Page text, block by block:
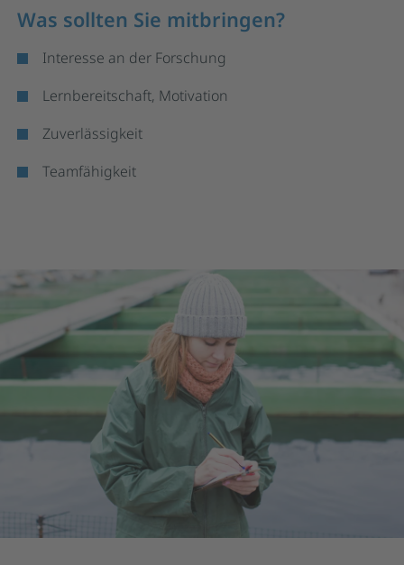
Was sollten Sie mitbringen?
Interesse an der Forschung
Lernbereitschaft, Motivation
Zuverlässigkeit
Teamfähigkeit